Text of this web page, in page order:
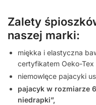
Zalety
naszej marki:
miękka i elastyczna
certyfikatem Oeko-Tex
niemowlęce pajacyki
pajacyk w rozmiarze
niedrapki”,